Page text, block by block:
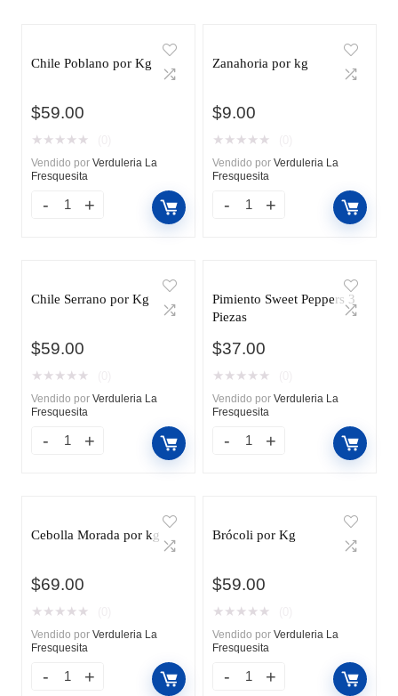
Chile Poblano por Kg
$59.00
★ ★ ★ ★ ★
Vendido por Verduleria La
Fresquesita
Zanahoria por kg
$9.00
★ ★ ★ ★ ★
Vendido por Verduleria La
Fresquesita
Chile Serrano por Kg
$59.00
★ ★ ★ ★ ★
Vendido por Verduleria La
Fresquesita
Pimiento Sweet Peppers 3
Piezas
$37.00
★ ★ ★ ★ ★
Vendido por Verduleria La
Fresquesita
Cebolla Morada por kg
$69.00
★ ★ ★ ★ ★
Vendido por Verduleria La
Fresquesita
Brócoli por Kg
$59.00
★ ★ ★ ★ ★
Vendido por Verduleria La
Fresquesita